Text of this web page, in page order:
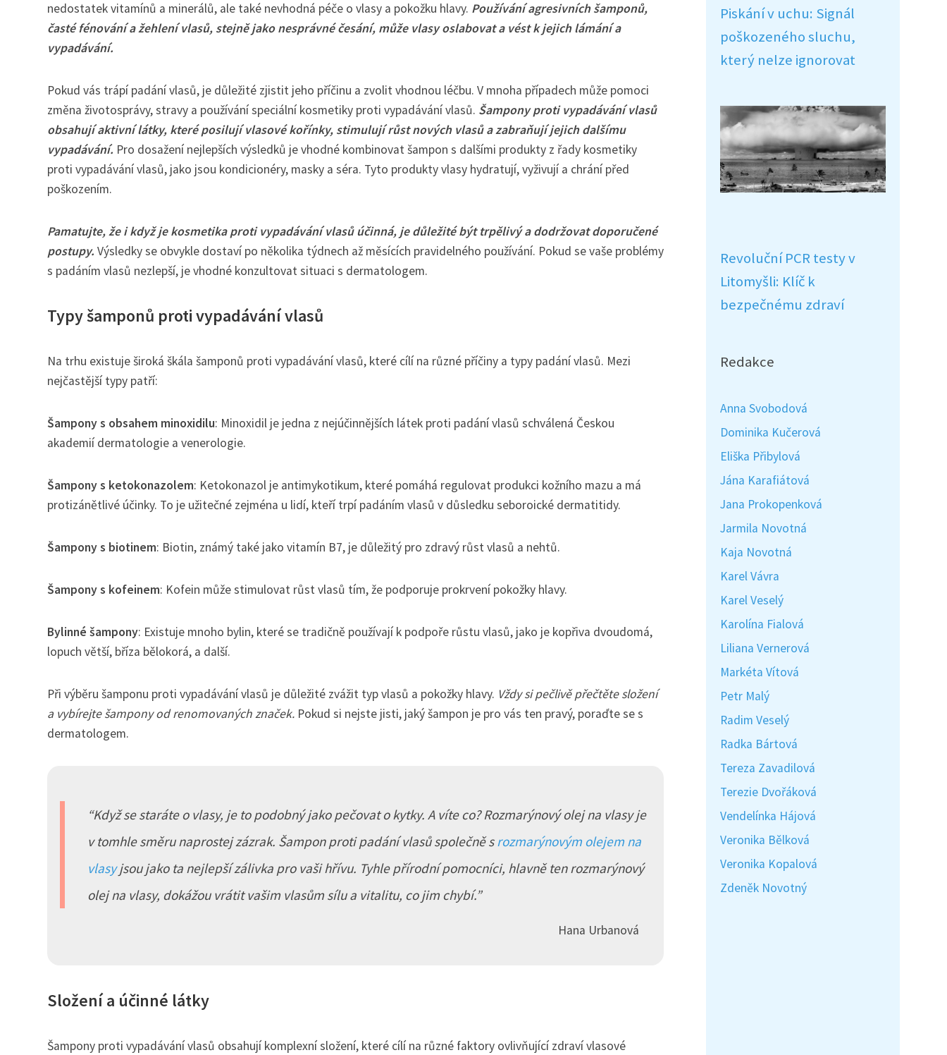
nedostatek vitamínů a minerálů, ale také nevhodná péče o vlasy a pokožku hlavy. Používání agresivních šamponů,
časté fénování a žehlení vlasů, stejně jako nesprávné česání, může vlasy oslabovat a vést k jejich lámání a
vypadávání.
Pokud vás trápí padání vlasů, je důležité zjistit jeho příčinu a zvolit vhodnou léčbu. V mnoha případech může pomoci
změna životosprávy, stravy a používání speciální kosmetiky proti vypadávání vlasů. Šampony proti vypadávání vlasů
obsahují aktivní látky, které posilují vlasové kořínky, stimulují růst nových vlasů a zabraňují jejich dalšímu
vypadávání. Pro dosažení nejlepších výsledků je vhodné kombinovat šampon s dalšími produkty z řady kosmetiky
proti vypadávání vlasů, jako jsou kondicionéry, masky a séra. Tyto produkty vlasy hydratují, vyživují a chrání před
poškozením.
Pamatujte, že i když je kosmetika proti vypadávání vlasů účinná, je důležité být trpělivý a dodržovat doporučené
postupy. Výsledky se obvykle dostaví po několika týdnech až měsících pravidelného používání. Pokud se vaše problémy
s padáním vlasů nezlepší, je vhodné konzultovat situaci s dermatologem.
Typy šamponů proti vypadávání vlasů
Na trhu existuje široká škála šamponů proti vypadávání vlasů, které cílí na různé příčiny a typy padání vlasů. Mezi
nejčastější typy patří:
Šampony s obsahem minoxidilu: Minoxidil je jedna z nejúčinnějších látek proti padání vlasů schválená Českou
akademií dermatologie a venerologie.
Šampony s ketokonazolem: Ketokonazol je antimykotikum, které pomáhá regulovat produkci kožního mazu a má
protizánětlivé účinky. To je užitečné zejména u lidí, kteří trpí padáním vlasů v důsledku seboroické dermatitidy.
Šampony s biotinem: Biotin, známý také jako vitamín B7, je důležitý pro zdravý růst vlasů a nehtů.
Šampony s kofeinem: Kofein může stimulovat růst vlasů tím, že podporuje prokrvení pokožky hlavy.
Bylinné šampony: Existuje mnoho bylin, které se tradičně používají k podpoře růstu vlasů, jako je kopřiva dvoudomá,
lopuch větší, bříza bělokorá, a další.
Při výběru šamponu proti vypadávání vlasů je důležité zvážit typ vlasů a pokožky hlavy. Vždy si pečlivě přečtěte složení
a vybírejte šampony od renomovaných značek. Pokud si nejste jisti, jaký šampon je pro vás ten pravý, poraďte se s
dermatologem.
Když se staráte o vlasy, je to podobný jako pečovat o kytky. A víte co? Rozmarýnový olej na vlasy je
v tomhle směru naprostej zázrak. Šampon proti padání vlasů společně srozmarýnovým olejem na
vlasyjsou jako ta nejlepší zálivka pro vaši hřívu. Tyhle přírodní pomocníci, hlavně ten rozmarýnový
olej na vlasy, dokážou vrátit vašim vlasům sílu a vitalitu, co jim chybí.
Hana Urbanová
Složení a účinné látky
Šampony proti vypadávání vlasů obsahují komplexní složení, které cílí na různé faktory ovlivňující zdraví vlasové
Piskání v uchu: Signál
poškozeného sluchu,
který nelze ignorovat
Revoluční PCR testy v
Litomyšli: Klíč k
bezpečnému zdraví
Redakce
Anna Svobodová
Dominika Kučerová
Eliška Přibylová
Jána Karafiátová
Jana Prokopenková
Jarmila Novotná
Kaja Novotná
Karel Vávra
Karel Veselý
Karolína Fialová
Liliana Vernerová
Markéta Vítová
Petr Malý
Radim Veselý
Radka Bártová
Tereza Zavadilová
Terezie Dvořáková
Vendelínka Hájová
Veronika Bělková
Veronika Kopalová
Zdeněk Novotný